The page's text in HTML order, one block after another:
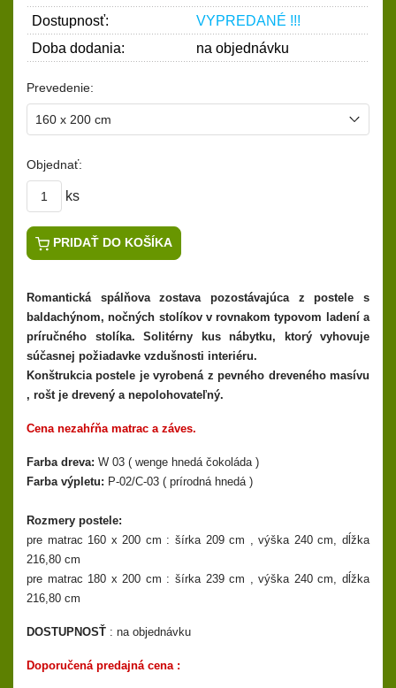
Dostupnosť:
VYPREDANÉ !!!
Doba dodania:
na objednávku
Prevedenie:
Objednať:
ks
PRIDAŤ DO KOŠÍKA
Romantická spálňova zostava pozostávajúca z postele s
baldachýnom, nočných stolíkov v rovnakom typovom ladení a
príručného stolíka. Solitérny kus nábytku, ktorý vyhovuje
súčasnej požiadavke vzdušnosti interiéru.
Konštrukcia postele je vyrobená z pevného dreveného masívu
, rošt je drevený a nepolohovateľný.
Cena nezahŕňa matrac a záves.
Farba dreva: W 03 ( wenge hnedá čokoláda )
Farba výpletu: P-02/C-03 ( prírodná hnedá )
Rozmery postele:
pre matrac 160 x 200 cm : šírka 209 cm , výška 240 cm, dĺžka
216,80 cm
pre matrac 180 x 200 cm : šírka 239 cm , výška 240 cm, dĺžka
216,80 cm
DOSTUPNOSŤ : na objednávku
Doporučená predajná cena :